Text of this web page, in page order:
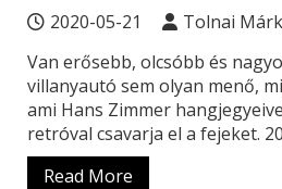
2020-05-21 Tolnai Márk
Van erősebb, olcsóbb és
villanyautó sem olyan menő,
ami Hans Zimmer
retróval csavarja el a fejeket.
Read More